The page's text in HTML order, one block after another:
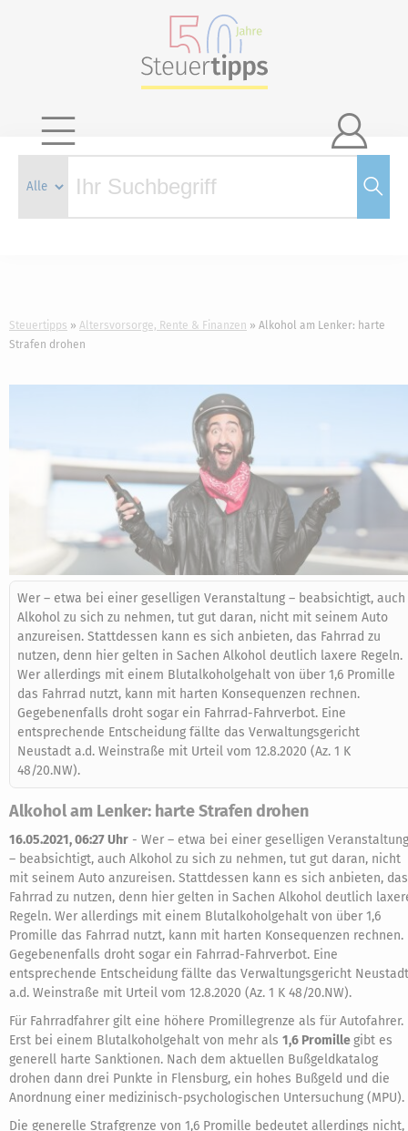

Steuertipps Altersvorsorge, Rente & Finanzen
Alkohol am Lenker: harte
Strafen drohen
Wer – etwa bei einer geselligen Veranstaltung – beabsichtigt, auch
Alkohol zu sich zu nehmen, tut gut daran, nicht mit seinem Auto
anzureisen. Stattdessen kann es sich anbieten, das Fahrrad zu
nutzen, denn hier gelten in Sachen Alkohol deutlich laxere Regeln.
Wer allerdings mit einem Blutalkoholgehalt von über 1,6 Promille
das Fahrrad nutzt, kann mit harten Konsequenzen rechnen.
Gegebenenfalls droht sogar ein Fahrrad-Fahrverbot. Eine
entsprechende Entscheidung fällte das Verwaltungsgericht
Neustadt a.d. Weinstraße mit Urteil vom 12.8.2020 (Az. 1 K
48/20.NW).
Alkohol am Lenker: harte Strafen drohen
16.05.2021, 06:27 Uhr - Wer – etwa bei einer geselligen Veranstaltung
– beabsichtigt, auch Alkohol zu sich zu nehmen, tut gut daran, nicht
mit seinem Auto anzureisen. Stattdessen kann es sich anbieten, das
Fahrrad zu nutzen, denn hier gelten in Sachen Alkohol deutlich
Regeln. Wer allerdings mit einem Blutalkoholgehalt von über 1,6
Promille das Fahrrad nutzt, kann mit harten Konsequenzen rechnen.
Gegebenenfalls droht sogar ein Fahrrad-Fahrverbot. Eine
entsprechende Entscheidung fällte das Verwaltungsgericht Neustadt
a.d. Weinstraße mit Urteil vom 12.8.2020 (Az. 1 K 48/20.NW).
Für Fahrradfahrer gilt eine höhere Promillegrenze als für Autofahrer.
Erst bei einem Blutalkoholgehalt von mehr als 1,6 Promillegibt es
generell harte Sanktionen. Nach dem aktuellen Bußgeldkatalog
drohen dann drei Punkte in Flensburg, ein hohes Bußgeld und die
Anordnung einer medizinisch-psychologischen Untersuchung (MPU).
Die generelle Strafgrenze von 1,6 Promille bedeutet allerdings nicht,